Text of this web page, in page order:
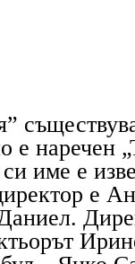
е наречен
име е
е